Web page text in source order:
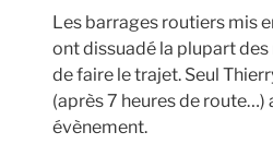
Les barrages routiers mis
ont dissuadé la plupart
de faire le trajet. Seul
(après 7 heures de route…)
évènement.